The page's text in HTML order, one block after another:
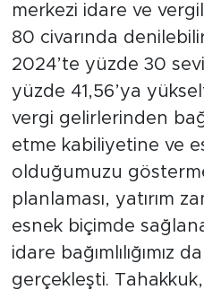
merkezi idare ve
80 civarında
2024’te yüzde 30
yüzde 41,56’ya
vergi gelirlerinden
etme kabiliyetine ve
olduğumuzu
planlaması, yatırım
esnek biçimde
idare bağımlılığımız
gerçekleşti.